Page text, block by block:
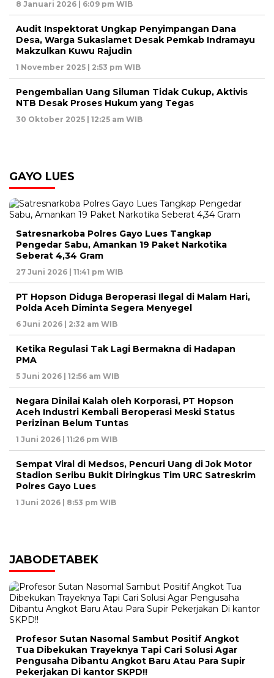
8 Januari 2026 | 6:09 pm WIB
Audit Inspektorat Ungkap Penyimpangan Dana
Desa, Warga Sukaslamet Desak Pemkab Indramayu
Makzulkan Kuwu Rajudin
1 November 2025 | 2:53 pm WIB
Pengembalian Uang Siluman Tidak Cukup, Aktivis
NTB Desak Proses Hukum yang Tegas
30 Oktober 2025 | 12:25 am WIB
GAYO LUES
Satresnarkoba Polres Gayo Lues Tangkap
Pengedar Sabu, Amankan 19 Paket Narkotika
Seberat 4,34 Gram
27 Juni 2026 | 11:41 pm WIB
PT Hopson Diduga Beroperasi Ilegal di Malam Hari,
Polda Aceh Diminta Segera Menyegel
6 Juni 2026 | 2:32 am WIB
Ketika Regulasi Tak Lagi Bermakna di Hadapan
PMA
5 Juni 2026 | 12:56 am WIB
Negara Dinilai Kalah oleh Korporasi, PT Hopson
Aceh Industri Kembali Beroperasi Meski Status
Perizinan Belum Tuntas
1 Juni 2026 | 11:26 pm WIB
Sempat Viral di Medsos, Pencuri Uang di Jok Motor
Stadion Seribu Bukit Diringkus Tim URC Satreskrim
Polres Gayo Lues
1 Juni 2026 | 8:53 pm WIB
JABODETABEK
Profesor Sutan Nasomal Sambut Positif Angkot
Tua Dibekukan Trayeknya Tapi Cari Solusi Agar
Pengusaha Dibantu Angkot Baru Atau Para Supir
Pekerjakan Di kantor SKPD!!